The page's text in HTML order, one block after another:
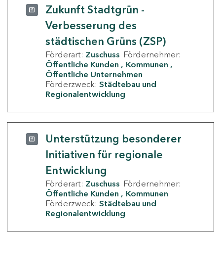
Zukunft Stadtgrün -
Verbesserung des
städtischen Grüns (ZSP)
Förderart: Zuschuss Fördernehmer:
Öffentliche Kunden
Kommunen
Öffentliche Unternehmen
Förderzweck: Städtebau und
Regionalentwicklung
Unterstützung besonderer
Initiativen für regionale
Entwicklung
Förderart: Zuschuss Fördernehmer:
Öffentliche Kunden
Kommunen
Förderzweck: Städtebau und
Regionalentwicklung